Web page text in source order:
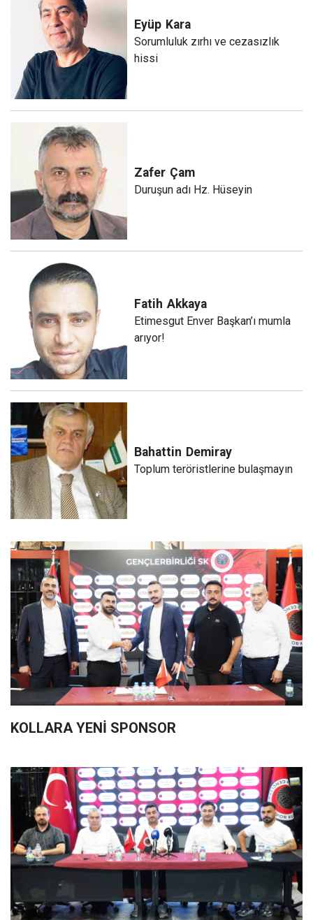
Eyüp Kara
Sorumluluk zırhı ve cezasızlık
hissi
Zafer Çam
Duruşun adı Hz. Hüseyin
Fatih Akkaya
Etimesgut Enver Başkan’ı mumla
arıyor!
Bahattin Demiray
Toplum teröristlerine bulaşmayın
KOLLARA YENİ SPONSOR